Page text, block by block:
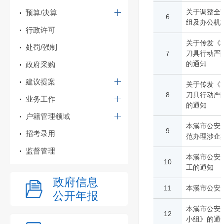
预算/决算
行政许可
处罚/强制
政府采购
建议提案
业务工作
户籍管理领域
招考录用
监督管理
政府信息
公开年报
6
关于调整
组及办公
7
关于传发
刀具行动
的通知
8
关于传发
刀具行动
的通知
9
本溪市公
范办理涉
10
本溪市公
工的通知
11 本溪市公
12
本溪市公
小组》的